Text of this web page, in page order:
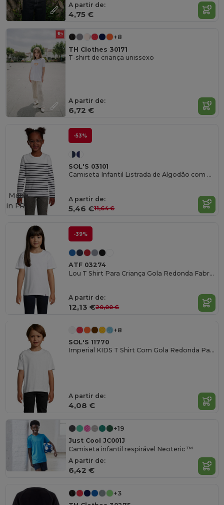
A partir de:
4,75 €
+8
TH Clothes 30171
T-shirt de criança unissexo
A partir de:
6,72 €
-53%
SOL'S 03101
Camiseta Infantil Listrada de Algodão com Mangas Longas
A partir de:
5,46 €11,64 €
Made
in FR
-39%
ATF 03274
Lou T Shirt Para Criança Gola Redonda Fabricada Na França
A partir de:
12,13 €20,00 €
+8
SOL'S 11770
Imperial KIDS T Shirt Com Gola Redonda Para Criança
A partir de:
4,08 €
+19
Just Cool JC001J
Camiseta infantil respirável Neoteric ™
A partir de:
6,42 €
+3